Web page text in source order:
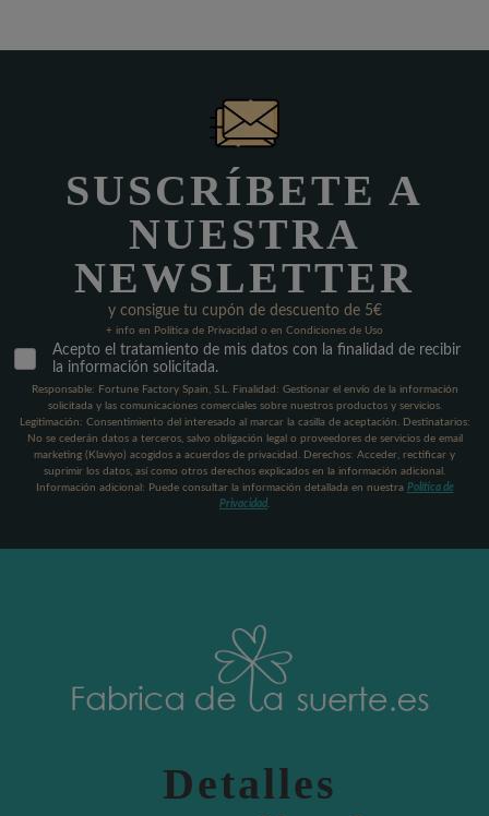
SUSCRÍBETE A
NUESTRA
NEWSLETTER
y consigue tu cupón de descuento de 5€
+ info en Política de Privacidad o en Condiciones de Uso
Acepto el tratamiento de mis datos con la finalidad de recibir
la información solicitada.
Responsable: Fortune Factory Spain, S.L. Finalidad: Gestionar el envío de la información
solicitada y las comunicaciones comerciales sobre nuestros productos y servicios.
Legitimación: Consentimiento del interesado al marcar la casilla de aceptación. Destinatarios:
No se cederán datos a terceros, salvo obligación legal o proveedores de servicios de email
marketing (Klaviyo) acogidos a acuerdos de privacidad. Derechos: Acceder, rectificar y
suprimir los datos, así como otros derechos explicados en la información adicional.
Información adicional: Puede consultar la información detallada en nuestra Política de
Privacidad
Detalles